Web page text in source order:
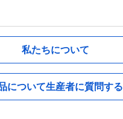
私たちについて
について生産者に質問する